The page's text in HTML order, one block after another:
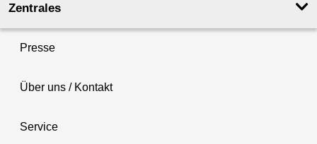
Zentrales
Presse
Über uns / Kontakt
Service